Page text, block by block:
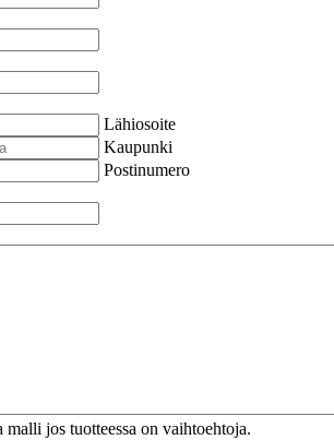
Lähiosoite
Kaupunki
Postinumero
jos tuotteessa on vaihtoehtoja.